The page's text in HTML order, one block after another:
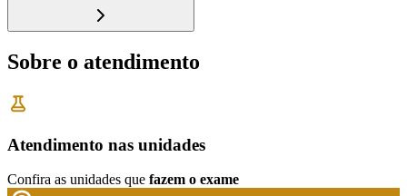
Sobre o atendimento
Atendimento nas unidades
Confira as unidades que fazem o exame